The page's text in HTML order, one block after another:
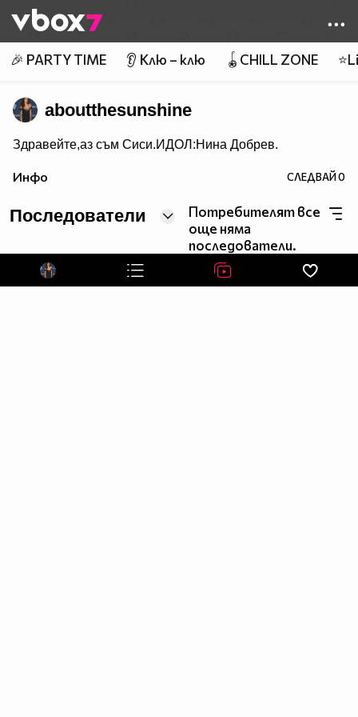
👾
🎉 PARTY TIME 👂 Клю – клю 🪀CHILL ZONE
aboutthesunshine
Здравейте,аз съм Сиси.ИДОЛ:Нина Добрев.
Инфо СЛЕДВАЙ0
Последователи
Потребителят все
още няма
последователи.